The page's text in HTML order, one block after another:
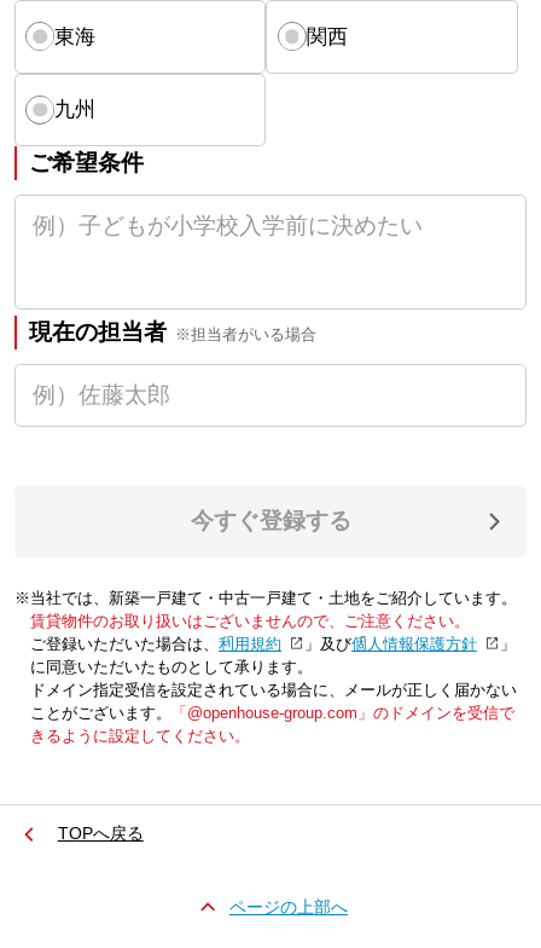
東海 関西
九州
ご希望条件
現在の担当者 ※担当者がいる場合
今すぐ登録する
※当社では、新築一戸建て・中古一戸建て・土地をご紹介しています。
賃貸物件のお取り扱いはございませんので、ご注意ください。
ご登録いただいた場合は、「利用規約 」及び「個人情報保護方針
」
に同意いただいたものとして承ります。
ドメイン指定受信を設定されている場合に、メールが正しく届かない
ことがございます。
「@openhouse-group.com」のドメインを受信で
きるように設定してください。
TOPへ戻る
ページの上部へ